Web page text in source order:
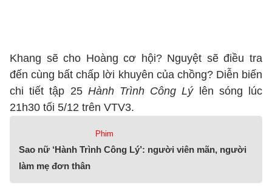
Khang sẽ cho Hoàng cơ hội? Nguyệt sẽ điều tra
đến cùng bất chấp lời khuyên của chồng? Diễn biến
chi tiết tập 25 Hành Trình Công Lýlên sóng lúc
21h30 tối 5/12 trên VTV3.
Phim
Sao nữ ‘Hành Trình Công Lý’: người viên mãn, người
làm mẹ đơn thân